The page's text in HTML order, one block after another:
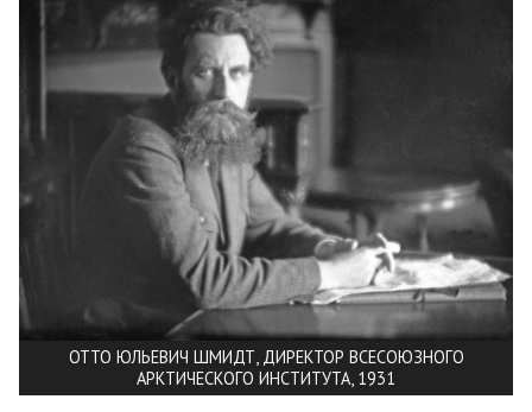
ОТТО ЮЛЬЕВИЧ ШМИДТ, ДИРЕКТОР ВСЕСОЮЗНОГО
АРКТИЧЕСКОГО ИНСТИТУТА, 1931